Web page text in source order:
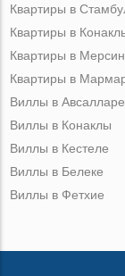
Квартиры в
Квартиры в
Квартиры в
Квартиры в
Виллы в Авсалларе
Виллы в Конаклы
Виллы в Кестеле
Виллы в Белеке
Виллы в Фетхие